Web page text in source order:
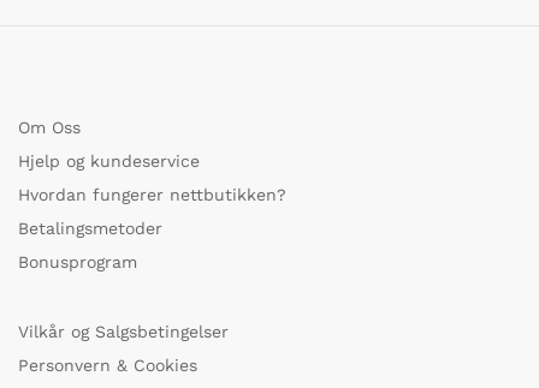
Om Oss
Hjelp og kundeservice
Hvordan fungerer nettbutikken?
Betalingsmetoder
Bonusprogram
Vilkår og Salgsbetingelser
Personvern & Cookies